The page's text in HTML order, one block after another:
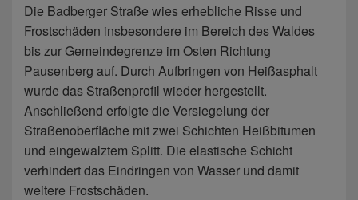
Die Badberger Straße wies erhebliche Risse und
Frostschäden insbesondere im Bereich des Waldes
bis zur Gemeindegrenze im Osten Richtung
Pausenberg auf. Durch Aufbringen von Heißasphalt
wurde das Straßenprofil wieder hergestellt.
Anschließend erfolgte die Versiegelung der
Straßenoberfläche mit zwei Schichten Heißbitumen
und eingewalztem Splitt. Die elastische Schicht
verhindert das Eindringen von Wasser und damit
weitere Frostschäden.